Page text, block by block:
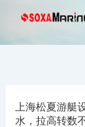
上海松夏游艇
水，拉高转数
索